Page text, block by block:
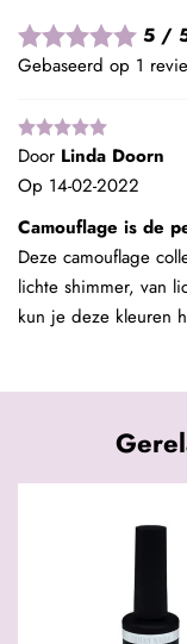
5 /
Gebaseerd op 1
Door Linda Doorn
Op 14-02-2022
Camouflage is de
Deze camouflage
lichte shimmer, van
kun je deze kleuren